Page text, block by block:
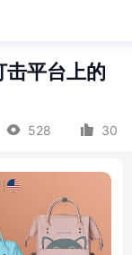
平台上的
528 30